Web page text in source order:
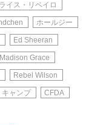
ライス・リベイロ
ホールジー
Ed Sheeran
Madison Grace
Rebel Wilson
キャンプ CFDA